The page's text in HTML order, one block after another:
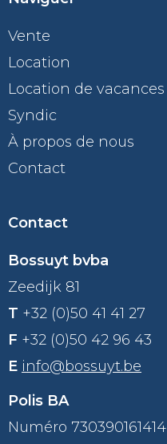
Vente
Location
Location de vacances
Syndic
À propos de nous
Contact
Contact
Bossuyt bvba
Zeedijk 81
T +32 (0)50 41 41 27
F +32 (0)50 42 96 43
E info@bossuyt.be
Polis BA
Numéro 730390161414